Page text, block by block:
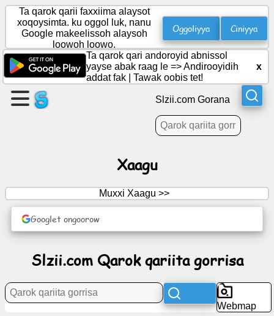
Gali
Hadala
Butta
Bicis
Sabhalaala
retteemah
Xaagu
Ta qarok qarii faxxiima alaysot
xoqoysimta. ku oggol luk, nanu
Google makeelissoh alaysoh
loowoh loowo.
Oggoliyya Ciniyya
Ta qarok qari andoroyid abnissol
yayse abak raag le =>Andirooyidih
addat fak
Tawak oobis tet!
x
Slzii.com Gorana
Xaagu
Muxxi Xaagu >>
Googlet ongoorow
Slzii.com Qarok qariita gorrisa
Webmap